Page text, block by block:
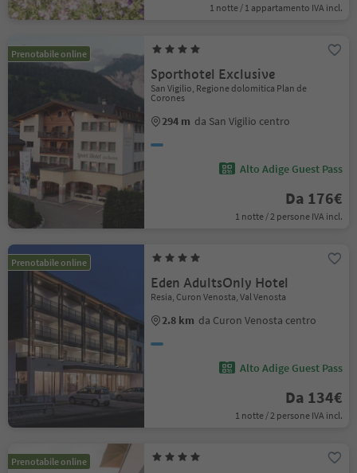
1 notte / 1 appartamento IVA incl.
Prenotabile online
Sporthotel Exclusive
San Vigilio, Regione dolomitica Plan de
Corones
294 m da San Vigilio centro
Alto Adige Guest Pass
Da 176€
1 notte / 2 persone IVA incl.
Prenotabile online
Eden AdultsOnly Hotel
Resia, Curon Venosta, Val Venosta
2.8 km da Curon Venosta centro
Alto Adige Guest Pass
Da 134€
1 notte / 2 persone IVA incl.
Prenotabile online